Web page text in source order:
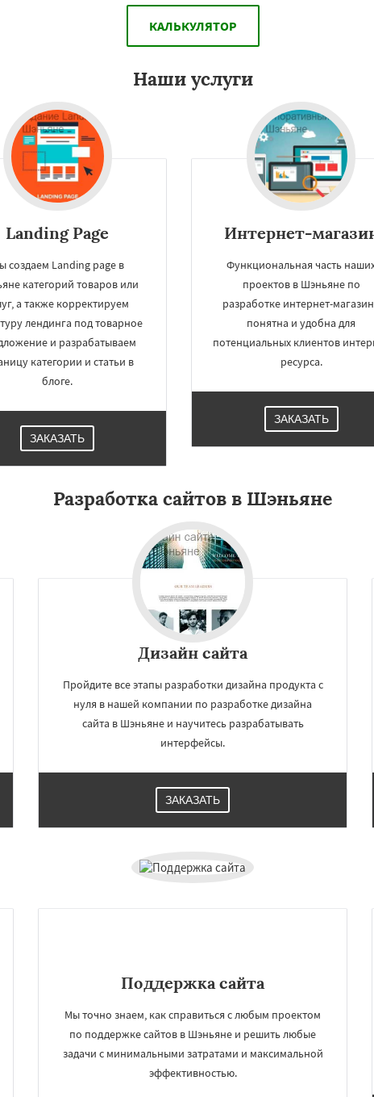
по
×
Ханой
Хайдарабад
Сурат
КАЛЬКУЛЯТОР
Наши услуги
Landing Page
создаем Landing page в
категорий товаров или
а также корректируем
лендинга под товарное
и разрабатываем
категории и статьи в
блоге.
ЗАКАЗАТЬ
Интернет-
Функциональная часть
проектов в Шэньяне по
разработке интернет-
понятна и удобна для
потенциальных клиентов
ресурса.
ЗАКАЗАТЬ
Разработка сайтов в Шэньяне
Дизайн сайта
Пройдите все этапы разработки дизайна продукта с
нуля в нашей компании по разработке дизайна
сайта в Шэньяне и научитесь разрабатывать
интерфейсы.
ЗАКАЗАТЬ
Поддержка сайта
Мы точно знаем, как справиться с любым проектом
по поддержке сайтов в Шэньяне и решить любые
задачи с минимальными затратами и максимальной
эффективностью.
×